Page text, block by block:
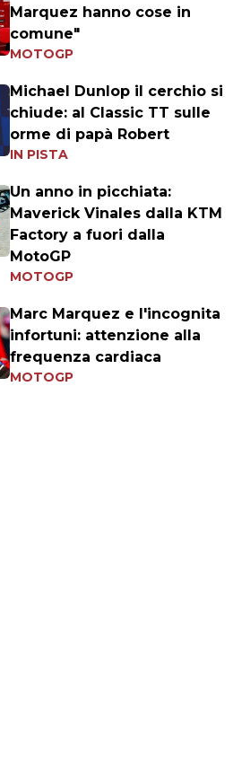
Marquez hanno cose in
comune"
MOTOGP
Michael Dunlop il cerchio si
chiude: al Classic TT sulle
orme di papà Robert
IN PISTA
Un anno in picchiata:
Maverick Vinales dalla KTM
Factory a fuori dalla
MotoGP
MOTOGP
Marc Marquez e l'incognita
infortuni: attenzione alla
frequenza cardiaca
MOTOGP